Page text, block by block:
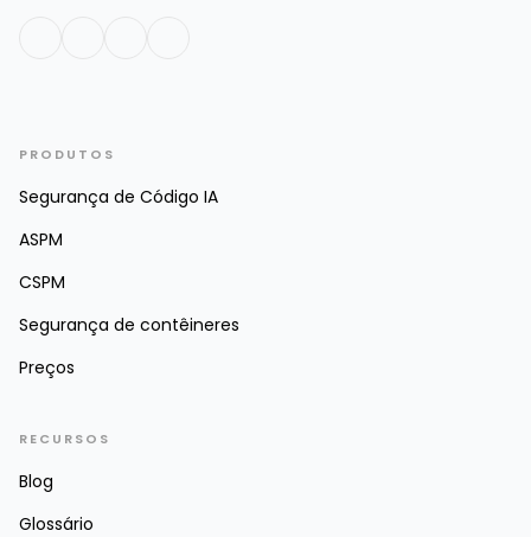
PRODUTOS
Segurança de Código IA
ASPM
CSPM
Segurança de contêineres
Preços
RECURSOS
Blog
Glossário